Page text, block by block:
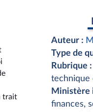
trait
Auteur :
Type de
Rubrique :
technique
Ministère
finances,